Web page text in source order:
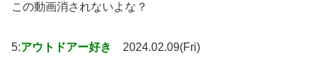
この動画消されないよな？
5:アウトドアー好き 2024.02.09(Fri)